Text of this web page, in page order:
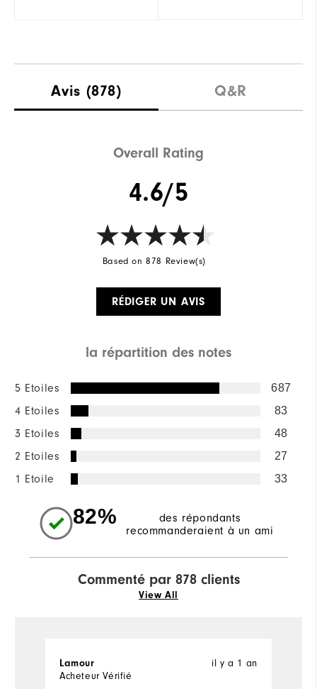
Avis (878) Q&R
Overall Rating
4.6/5
Based on 878 Review(s)
RÉDIGER UN AVIS
la répartition des notes
5 Etoiles 687
4 Etoiles 83
3 Etoiles 48
2 Etoiles 27
1 Etoile 33
82%
des répondants
recommanderaient à un ami
Commenté par 878 clients
View All
il y a 1 an
Lamour
Acheteur Vérifié